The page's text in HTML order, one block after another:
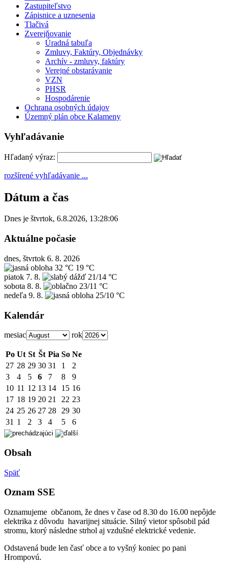
Zastupiteľstvo
Zápisnice a uznesenia
Tlačivá
Zverejňovanie
Úradná tabuľa
Zmluvy, Faktúry, Objednávky
Archív - zmluvy, faktúry
Verejné obstarávanie
VZN
PHSR
Hospodárenie
Ochrana osobných údajov
Územný plán obce Kalameny
Vyhľadávanie
Hľadaný výraz:
rozšírené vyhľadávanie ...
Dátum a čas
Dnes je štvrtok, 6.8.2026, 13:28:06
Aktuálne počasie
dnes, štvrtok 6. 8. 2026
32 °C 19 °C
piatok 7. 8.
21/14 °C
sobota 8. 8.
23/11 °C
nedeľa 9. 8. 25/10 °C
Kalendár
mesiac rok
Po Ut St Št Pia So Ne
27 28 29 30 31 1
2
3
4 5 6 7 8
9
10 11 12 13 14 15 16
17 18 19 20 21 22 23
24 25 26 27 28 29 30
31 1 2 3 4 5 6
Obsah
Späť
Oznam SSE
Oznamujeme občanom, že dnes v čase od 8.30 do 16.00 nepôjde
elektrika z dôvodu havarijnej situácie. Silný vietor spôsobil pád
stromu, ktorý následne strhol aj vzdušné elektrické vedenie.
Odstavená bude len časť obce a to vyšný koniec po pani
Hrompovú.